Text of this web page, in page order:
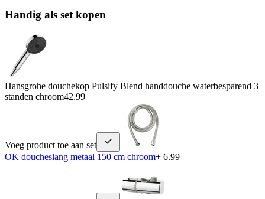
Handig als set kopen
Hansgrohe douchekop Pulsify Blend handdouche waterbesparend 3
standen chroom42.99
Voeg product toe aan set
OK doucheslang metaal 150 cm chroom+ 6.99